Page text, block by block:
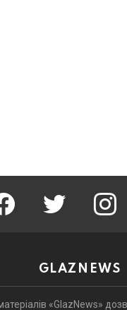
facebook twitter
GLAZNEWS
«GlazNews»